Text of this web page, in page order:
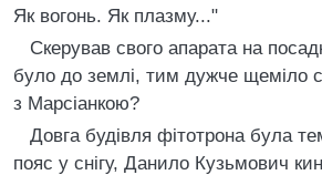
Як вогонь. Як плазму..."
Скерував свого апарата на
було до землi, тим дужче щемiло
з Марсiанкою?
Довга будiвля фiтотрона була
пояс у снiгу, Данило Кузьмович